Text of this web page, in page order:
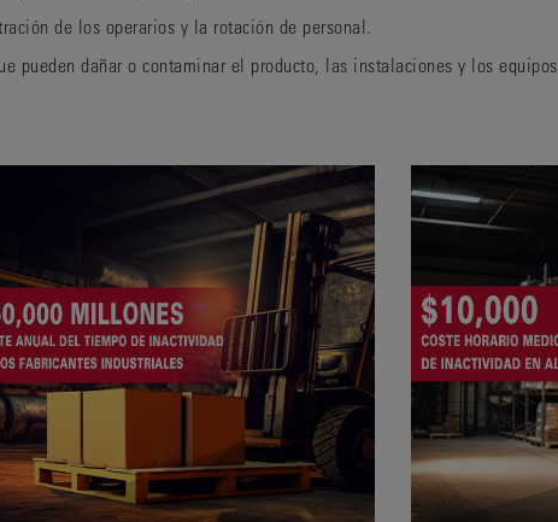
de los operarios y la rotación de personal
pueden dañaro contaminar el producto, las instalaciones y los equipos